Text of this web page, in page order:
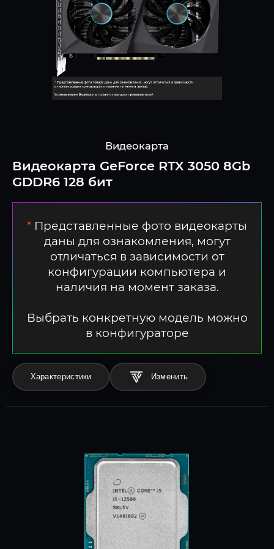
Видеокарта
Видеокарта GeForce RTX 3050 8Gb
GDDR6 128 бит
* Представленные фото видеокарты
даны для ознакомления, могут
отличаться в зависимости от
конфигурации компьютера и
наличия на момент заказа.
Выбрать конкретную модель можно
в конфигураторе
Характеристики